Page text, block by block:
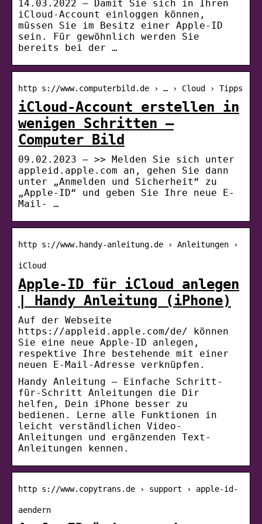
14.03.2022 — Damit Sie sich in Ihren
iCloud-Account einloggen können,
müssen Sie im Besitz einer Apple-ID
sein. Für gewöhnlich werden Sie
bereits bei der …
http s://www.computerbild.de › … › Cloud › Tipps
iCloud-Account erstellen in
wenigen Schritten –
Computer Bild
09.02.2023 — >> Melden Sie sich unter
appleid.apple.com an, gehen Sie dann
unter „Anmelden und Sicherheit“ zu
„Apple-ID“ und geben Sie Ihre neue E-
Mail- …
http s://www.handy-anleitung.de › Anleitungen ›
iCloud
Apple-ID für iCloud anlegen
| Handy Anleitung (iPhone)
Auf der Webseite
https://appleid.apple.com/de/ können
Sie eine neue Apple-ID anlegen,
respektive Ihre bestehende mit einer
neuen E-Mail-Adresse verknüpfen.
Handy Anleitung – Einfache Schritt-
für-Schritt Anleitungen die Dir
helfen, Dein iPhone besser zu
bedienen. Lerne alle Funktionen in
leicht verständlichen Video-
Anleitungen und ergänzenden Text-
Anleitungen kennen.
http s://www.copytrans.de › support › apple-id-
aendern